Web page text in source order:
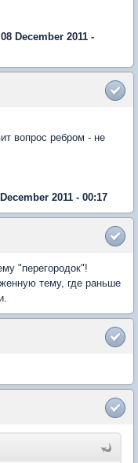
December 2011 -
вопрос ребром - не
2011 - 00:17
"перегородок"!
тему, где раньше